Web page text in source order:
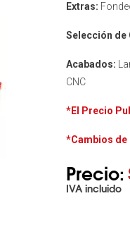
Extras:
Selección de
Acabados:
CNC
*El Precio
*Cambios de
Precio:
IVA incluido